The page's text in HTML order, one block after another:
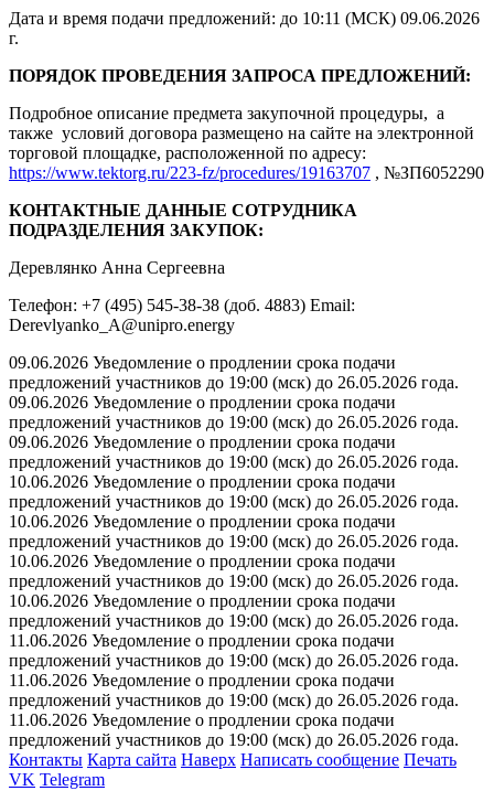
Дата и время подачи предложений: до 10:11 (МСК) 09.06.2026
г.
ПОРЯДОК ПРОВЕДЕНИЯ ЗАПРОСА ПРЕДЛОЖЕНИЙ:
Подробное описание предмета закупочной процедуры, а
также условий договора размещено на сайте на электронной
торговой площадке, расположенной по адресу:
https://www.tektorg.ru/223-fz/procedures/19163707 , №ЗП6052290
КОНТАКТНЫЕ ДАННЫЕ СОТРУДНИКА
ПОДРАЗДЕЛЕНИЯ ЗАКУПОК:
Деревлянко Анна Сергеевна
Телефон: +7 (495) 545-38-38 (доб. 4883) Email:
Derevlyanko_A@unipro.energy
09.06.2026 Уведомление о продлении срока подачи
предложений участников до 19:00 (мск) до 26.05.2026 года.
09.06.2026 Уведомление о продлении срока подачи
предложений участников до 19:00 (мск) до 26.05.2026 года.
09.06.2026 Уведомление о продлении срока подачи
предложений участников до 19:00 (мск) до 26.05.2026 года.
10.06.2026 Уведомление о продлении срока подачи
предложений участников до 19:00 (мск) до 26.05.2026 года.
10.06.2026 Уведомление о продлении срока подачи
предложений участников до 19:00 (мск) до 26.05.2026 года.
10.06.2026 Уведомление о продлении срока подачи
предложений участников до 19:00 (мск) до 26.05.2026 года.
10.06.2026 Уведомление о продлении срока подачи
предложений участников до 19:00 (мск) до 26.05.2026 года.
11.06.2026 Уведомление о продлении срока подачи
предложений участников до 19:00 (мск) до 26.05.2026 года.
11.06.2026 Уведомление о продлении срока подачи
предложений участников до 19:00 (мск) до 26.05.2026 года.
11.06.2026 Уведомление о продлении срока подачи
предложений участников до 19:00 (мск) до 26.05.2026 года.
Контакты Карта сайта Наверх Написать сообщение Печать
VK Telegram